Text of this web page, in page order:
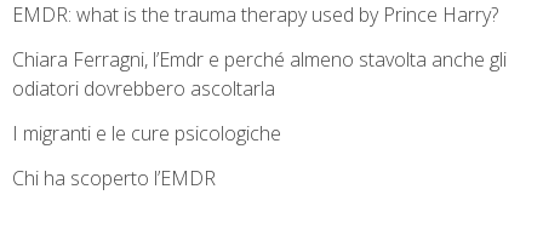
EMDR: what is the trauma therapy used by Prince Harry?
Chiara Ferragni, l’Emdr e perché almeno stavolta anche gli
odiatori dovrebbero ascoltarla
I migranti e le cure psicologiche
Chi ha scoperto l’EMDR